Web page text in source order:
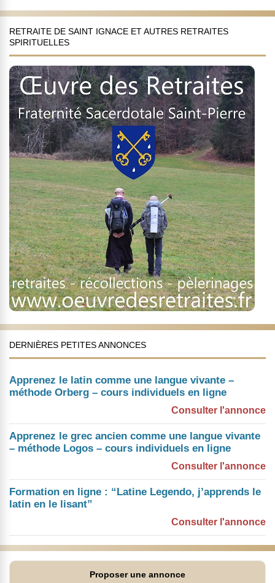
RETRAITE DE SAINT IGNACE ET AUTRES RETRAITES
SPIRITUELLES
DERNIÈRES PETITES ANNONCES
Apprenez le latin comme une langue vivante –
méthode Orberg – cours individuels en ligne
Consulter l'annonce
Apprenez le grec ancien comme une langue vivante
– méthode Logos – cours individuels en ligne
Consulter l'annonce
Formation en ligne : “Latine Legendo, j’apprends le
latin en le lisant”
Consulter l'annonce
Proposer une annonce